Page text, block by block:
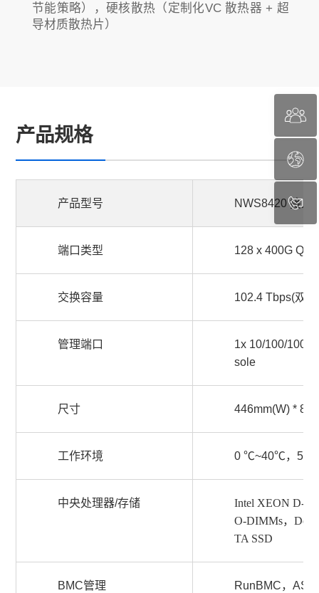
节能策略），硬核散热（定制化VC 散热器 + 超
导材质散热片）
产品规格
产品型号 NWS8420 接入
端口类型 128 x 400G
交换容量 102.4 Tbps(双
管理端口
1x 10/100/1000
sole
尺寸 446mm(W) *
工作环境 0 ℃~40℃，
中央处理器/存储
Intel XEON D-
O-DIMMs，
TA SSD
BMC管理
RunBMC，